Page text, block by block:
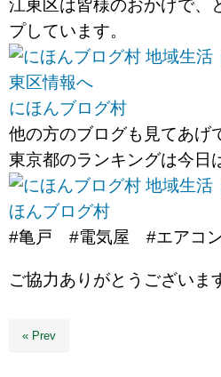
江東区は皆様のおかげで、
プしています。
にほんブログ村
他の方のブログも見てあげ
東京都のランキングは今日
ほんブログ村
#亀戸 #電気屋 #エアコン
ご協力ありがとうございま
« Prev